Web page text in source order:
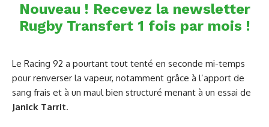
Nouveau ! Recevez la newsletter
Rugby Transfert 1 fois par mois !
Le Racing 92 a pourtant tout tenté en seconde mi-temps
pour renverser la vapeur, notamment grâce à l’apport de
sang frais et à un maul bien structuré menant à un essai de
Janick Tarrit.